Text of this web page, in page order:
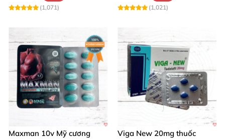
(1,071)
(1,021)
Maxman 10v Mỹ cương Viga New 20mg thuốc